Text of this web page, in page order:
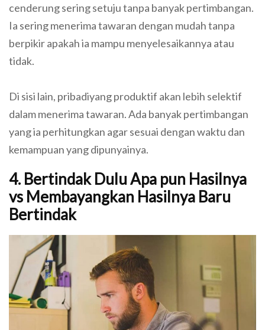
cenderung sering setuju tanpa banyak pertimbangan.
Ia sering menerima tawaran dengan mudah tanpa
berpikir apakah ia mampu menyelesaikannya atau
tidak.
Di sisi lain, pribadiyang produktif akan lebih selektif
dalam menerima tawaran. Ada banyak pertimbangan
yang ia perhitungkan agar sesuai dengan waktu dan
kemampuan yang dipunyainya.
4. Bertindak Dulu Apa pun Hasilnya
vs Membayangkan Hasilnya Baru
Bertindak